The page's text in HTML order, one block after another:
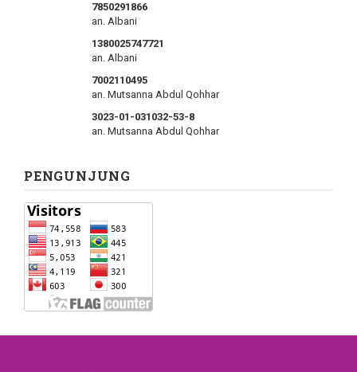
7850291866
an. Albani
1380025747721
an. Albani
7002110495
an. Mutsanna Abdul Qohhar
3023-01-031032-53-8
an. Mutsanna Abdul Qohhar
PENGUNJUNG